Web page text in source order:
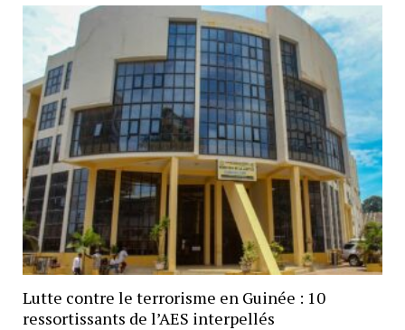
Lutte contre le terrorisme en Guinée : 10
ressortissants de l’AES interpellés